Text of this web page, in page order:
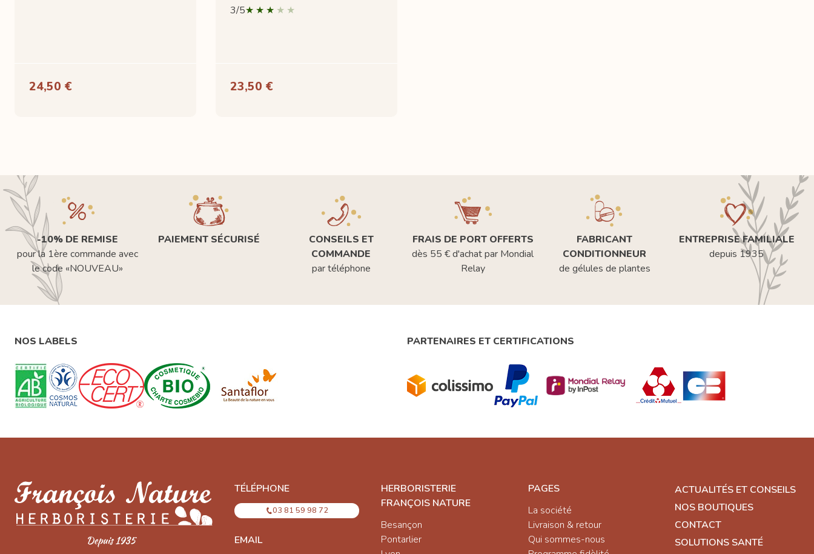
24,50 €
3/5
23,50 €
-10% DE REMISE
pour la 1ère commande avec
le code «NOUVEAU»
PAIEMENT SÉCURISÉ
CONSEILS ET
COMMANDE
par téléphone
FRAIS DE PORT OFFERTS
dès 55 € d'achat par Mondial
Relay
FABRICANT
CONDITIONNEUR
de gélules de plantes
ENTREPRISE FAMILIALE
depuis 1935
NOS LABELS PARTENAIRES ET CERTIFICATIONS
TÉLÉPHONE
03 81 59 98 72
EMAIL
HERBORISTERIE
FRANÇOIS NATURE
Besançon
Pontarlier
PAGES
La société
Livraison & retour
Qui sommes-nous
ACTUALITÉS ET CONSEILS
NOS BOUTIQUES
CONTACT
SOLUTIONS SANTÉ